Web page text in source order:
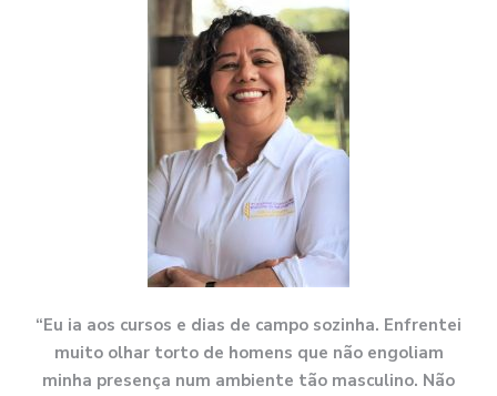
“Eu ia aos cursos e dias de campo sozinha. Enfrentei
muito olhar torto de homens que não engoliam
minha presença num ambiente tão masculino. Não